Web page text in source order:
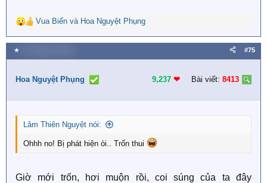
R
e
a
c
i
n
Vua Biển và Hoa Nguyệt Phụng
★ #75
Hoa Nguyệt Phụng 9,237 ❤︎ Bài viết: 8413
Lâm Thiên Nguyệt nói:
Ohhh no! Bị phát hiện òi.. Trốn thui
Giờ mới trốn, hơi muộn rồi, coi súng của ta đây